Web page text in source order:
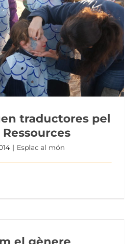
traductores pel
| Esplac al món